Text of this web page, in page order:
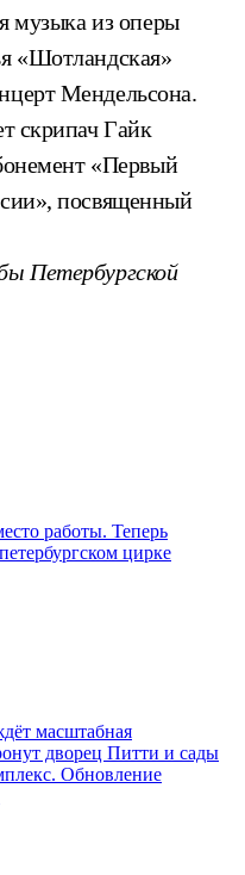
музыка из оперы
«Шотландская»
Мендельсона.
скрипач Гайк
«Первый
посвященный
Петербургской
работы. Теперь
цирке
масштабная
дворец Питти и сады
Обновление